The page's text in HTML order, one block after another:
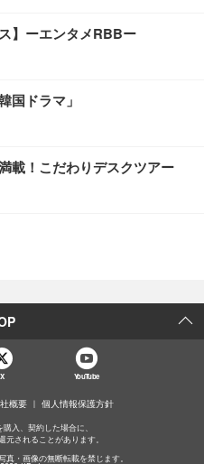
】ーエンタメRBBー
国ドラマ」
載！こだわりデスクツアー
X YouTube
概要 個人情報保護方針
入、契約した場合に、
されることがあります。
・画像の無断転載を禁じます。